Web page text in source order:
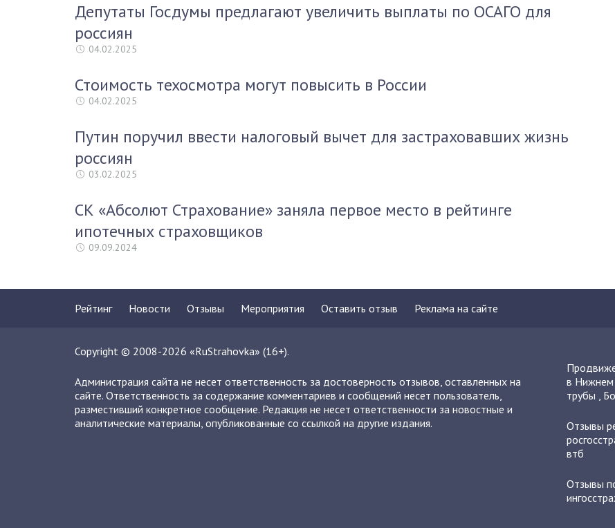
Депутаты Госдумы предлагают увеличить выплаты по ОСАГО для
россиян
04.02.2025
Стоимость техосмотра могут повысить в России
04.02.2025
Путин поручил ввести налоговый вычет для застраховавших жизнь
россиян
03.02.2025
СК «Абсолют Страхование» заняла первое место в рейтинге
ипотечных страховщиков
09.09.2024
Рейтинг Новости Отзывы Мероприятия Оставить отзыв Реклама на сайте
Copyright © 2008-2026 «RuStrahovka» (16+).
Администрация сайта не несет ответственность за достоверность отзывов, оставленных на
сайте. Ответственность за содержание комментариев и сообщений несет пользователь,
разместивший конкретное сообщение. Редакция не несет ответственности за новостные и
аналитические материалы, опубликованные со ссылкой на другие издания.
в Нижнем
трубы ,
Отзывы
втб
Отзывы